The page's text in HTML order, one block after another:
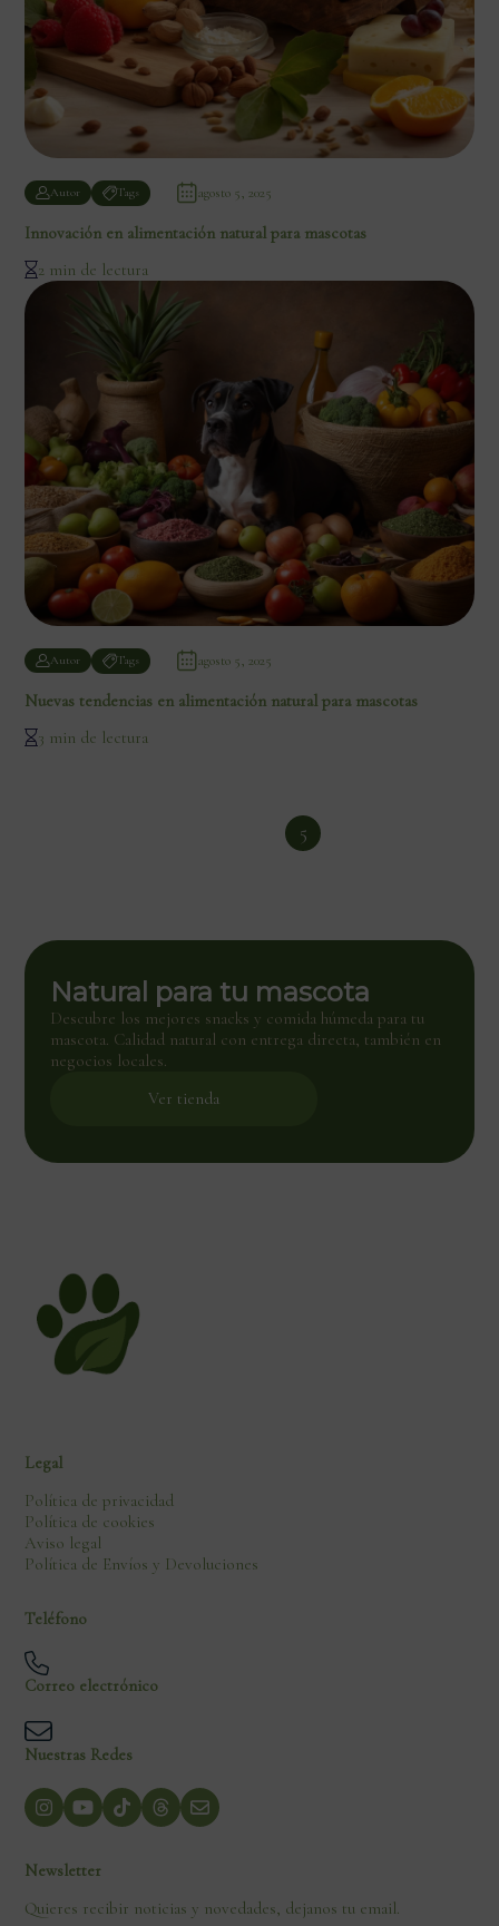
Autor Tags agosto 5, 2025
Innovación en alimentación natural para mascotas
2 min de lectura
Autor Tags agosto 5, 2025
Nuevas tendencias en alimentación natural para mascotas
3 min de lectura
5
Natural para tu mascota
Descubre los mejores snacks y comida húmeda para tu
mascota. Calidad natural con entrega directa, también en
negocios locales.
Ver tienda
Legal
Política de privacidad
Política de cookies
Aviso legal
Política de Envíos y Devoluciones
Teléfono
Correo electrónico
Nuestras Redes
Newsletter
Quieres recibir noticias y novedades, dejanos tu email.